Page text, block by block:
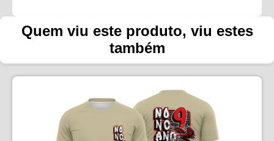
Quem viu este produto, viu estes
também